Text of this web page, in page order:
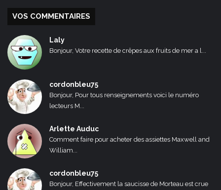
VOS COMMENTAIRES
Laly
Bonjour, Votre recette de crêpes aux fruits de mer a l...
cordonbleu75
Bonjour, Pour tous renseignements voici le numéro
lecteurs M...
Arlette Auduc
Comment faire pour acheter des assiettes Maxwell and
William...
cordonbleu75
Bonjour, Effectivement la saucisse de Morteau est crue